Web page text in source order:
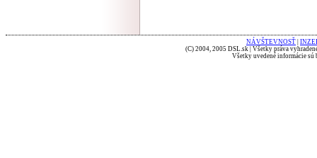
NÁVŠTEVNOSŤ
(C) 2004, 2005 DSL.sk | Všetky práva
Všetky uvedené informácie sú